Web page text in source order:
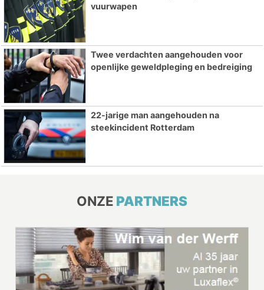
vuurwapen
Twee verdachten aangehouden voor
openlijke geweldpleging en bedreiging
22-jarige man aangehouden na
steekincident Rotterdam
ONZE PARTNERS